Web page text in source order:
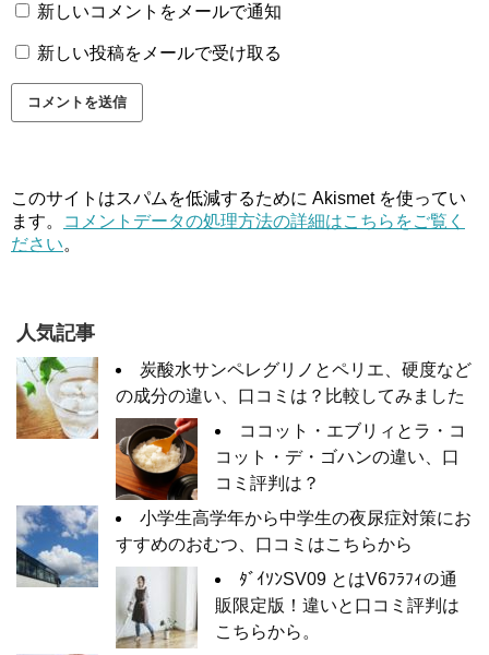
新しいコメントをメールで通知
新しい投稿をメールで受け取る
このサイトはスパムを低減するために Akismet を使ってい
ます。
コメントデータの処理方法の詳細はこちらをご覧く
ださい。
人気記事
炭酸水サンペレグリノとペリエ、硬度など
の成分の違い、口コミは？比較してみました
ココット・エブリィとラ・コ
コット・デ・ゴハンの違い、口
コミ評判は？
小学生高学年から中学生の夜尿症対策にお
すすめのおむつ、口コミはこちらから
ﾀﾞｲｿﾝSV09 とはV6ﾌﾗﾌｨの通
販限定版！違いと口コミ評判は
こちらから。